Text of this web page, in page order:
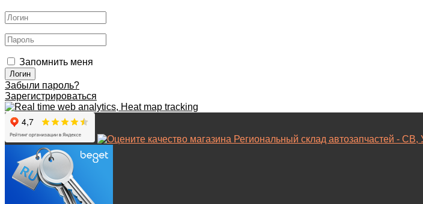
Запомнить меня
Забыли пароль?
Зарегистрироваться